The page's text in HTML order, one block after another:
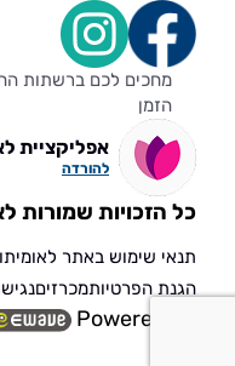
מחכים לכם ברשתות
הזמן
אפליקציית
להורדה
כל הזכויות שמורות
תנאי שימוש באתר לאומית
הגנת הפרטיותמכרזים
Powered by